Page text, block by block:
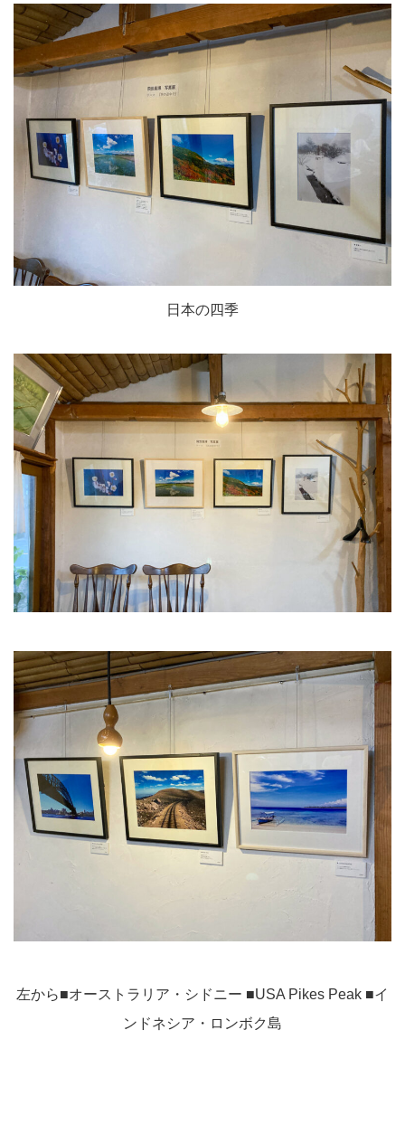
日本の四季
左から■オーストラリア・シドニー ■USA Pikes Peak ■イ
ンドネシア・ロンボク島